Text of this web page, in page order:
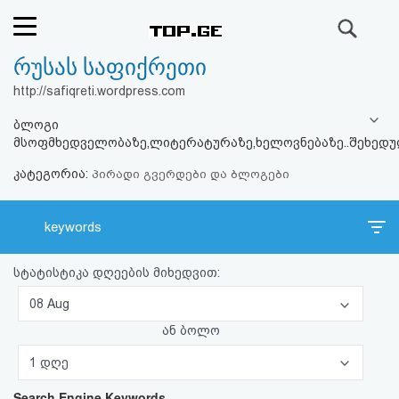
რეიტინგი
კითხვა-
პასუხი
ავტორიზაცია
პაროლის
რუსას საფიქრეთი
http://safiqreti.wordpress.com
ბლოგი
კატეგორია: პირადი გვერდები და ბლოგები
keywords
სტატისტიკა დღეების მიხედვით:
08 Aug
ან ბოლო
1 დღე